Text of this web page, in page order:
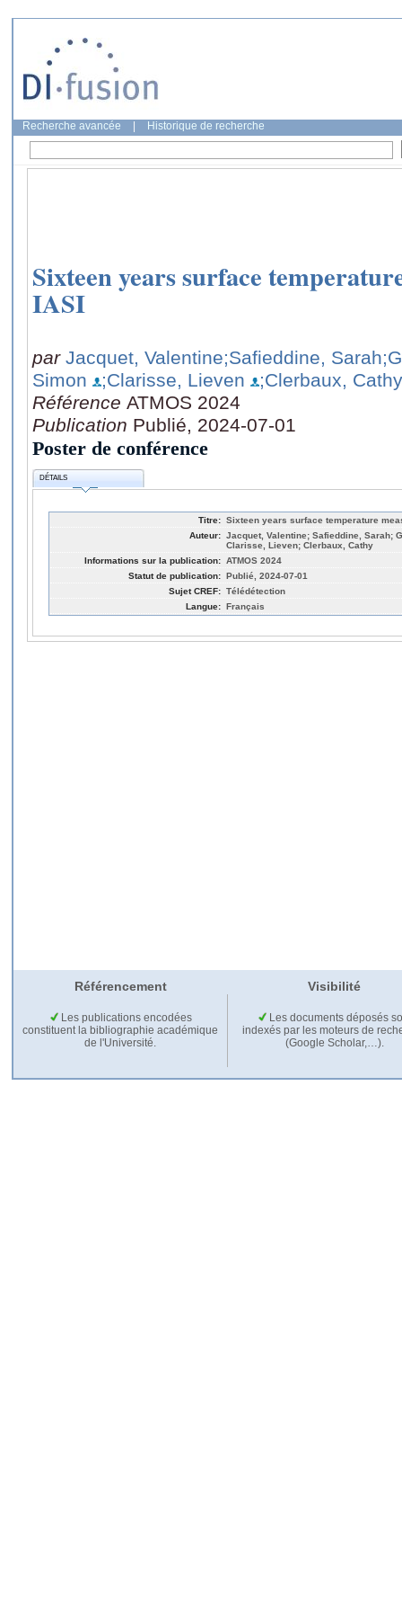
Recherche avancée Historique de recherche
Sixteen years surface
IASI
par Jacquet, Valentine;Safieddine, Sarah
Simon
;Clarisse, Lieven
;Clerbaux, Cathy
Référence ATMOS 2024
Publication Publié, 2024-07-01
Poster de conférence
DÉTAILS
Titre: Sixteen years surface temperature
Auteur: Jacquet, Valentine; Safieddine, Sarah;
Clarisse, Lieven; Clerbaux, Cathy
Informations sur la publication: ATMOS 2024
Statut de publication: Publié, 2024-07-01
Sujet CREF: Télédétection
Langue: Français
Référencement Visibilité
Les publications encodées
constituent la bibliographie académique
de l'Université.
Les documents déposés
indexés par les moteurs de
(Google Scholar,…).